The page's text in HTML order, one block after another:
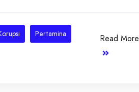
Pertamina Read More